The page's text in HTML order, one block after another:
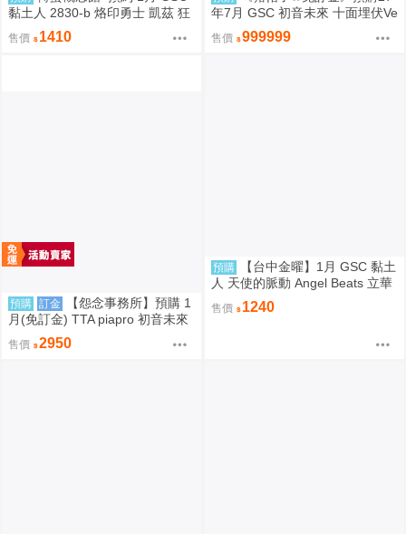
黏土人 2830-b 烙印勇士 凱茲 狂
戰士鎧甲Ver. BLOOD EDITION
售價 1410
年7月 GSC 初音未來 十面埋伏Ve
r 1/7 再販 0906
售價 999999
預購 訂金
【怨念事務所】預購 1
月(免訂金) TTA piapro 初音未來
PERIHAPI! 換裝小公仔集2 中盒
0829
售價 2950
預購
【台中金曜】1月 GSC 黏土
人 天使的脈動 Angel Beats 立華
奏 再版 0904
售價 1240